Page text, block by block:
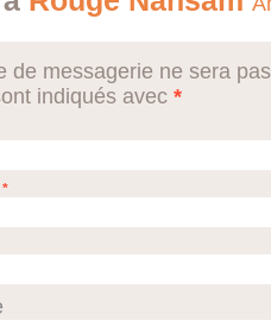
de messagerie ne sera
indiqués avec *
*